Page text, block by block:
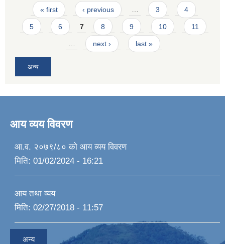
Pages
« first ‹ previous 3 4
5 6 7 8 9 10 11
next › last »
अन्य
आय व्यय विवरण
आ.व. २०७९/८० को आय व्यय विवरण
मिति: 01/02/2024 - 16:21
आय तथा व्यय
मिति: 02/27/2018 - 11:57
अन्य